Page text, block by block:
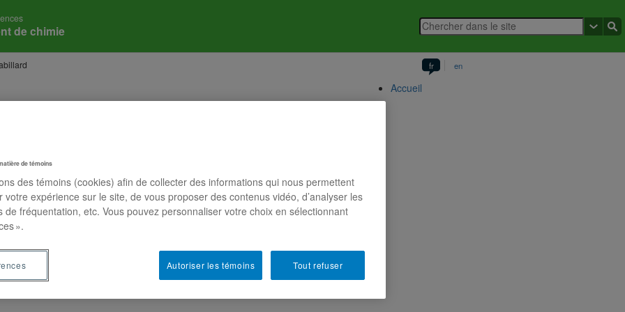
de chimie
fr en
Accueil
de témoins
des témoins (cookies) afin de collecter des informations qui nous permettent
votre expérience sur le site, de vous proposer des contenus vidéo, d’analyser les
de fréquentation, etc. Vous pouvez personnaliser votre choix en sélectionnant
».
Tout refuser
Autoriser les témoins